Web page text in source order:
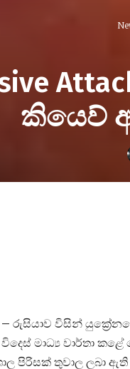
කියෙව්
රුසියාව විසින්
මාධ්‍ය වාර්තා
පිරිසක් තුවාල ලබා